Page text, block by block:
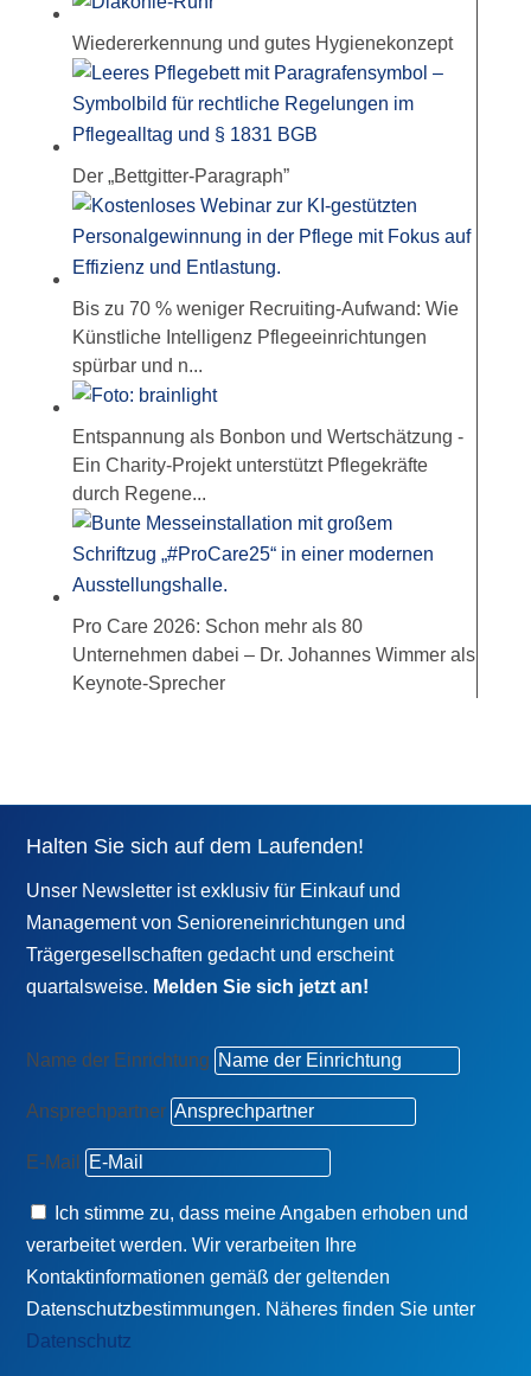
Wiedererkennung und gutes Hygienekonzept
Der „Bettgitter-Paragraph”
Bis zu 70 % weniger Recruiting-Aufwand: Wie
Künstliche Intelligenz Pflegeeinrichtungen
spürbar und n...
Entspannung als Bonbon und Wertschätzung -
Ein Charity-Projekt unterstützt Pflegekräfte
durch Regene...
Pro Care 2026: Schon mehr als 80
Unternehmen dabei – Dr. Johannes Wimmer als
Keynote-Sprecher
Halten Sie sich auf dem Laufenden!
Unser Newsletter ist exklusiv für Einkauf und
Management von Senioreneinrichtungen und
Trägergesellschaften gedacht und erscheint
quartalsweise. Melden Sie sich jetzt an!
Name der Einrichtung
Ansprechpartner
E-Mail
Ich stimme zu, dass meine Angaben erhoben und
verarbeitet werden. Wir verarbeiten Ihre
Kontaktinformationen gemäß der geltenden
Datenschutzbestimmungen. Näheres finden Sie unter
Datenschutz